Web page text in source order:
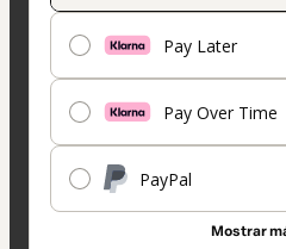
Pay Later
Pay Over Time
PayPal
Mostrar